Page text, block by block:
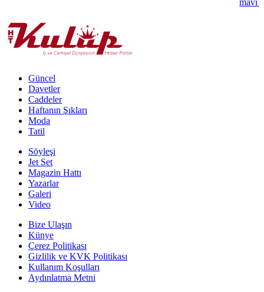
mavi
Güncel
Davetler
Caddeler
Haftanın Şıkları
Moda
Tatil
Söyleşi
Jet Set
Magazin Hattı
Yazarlar
Galeri
Video
Bize Ulaşın
Künye
Çerez Politikası
Gizlilik ve KVK Politikası
Kullanım Koşulları
Aydınlatma Metni